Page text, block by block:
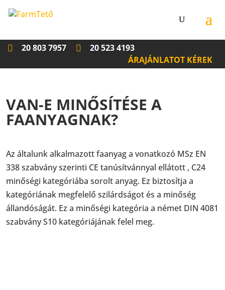
20 803 7957
20 523 4193
ÁRAJÁNLATOT KÉREK
VAN-E MINŐSÍTÉSE A
FAANYAGNAK?
Az általunk alkalmazott faanyag a vonatkozó MSz EN
338 szabvány szerinti CE tanúsítvánnyal ellátott , C24
minőségi kategóriába sorolt anyag. Ez biztosítja a
kategóriának megfelelő szilárdságot és a minőség
állandóságát. Ez a minőségi kategória a német DIN 4081
szabvány S10 kategóriájának felel meg.